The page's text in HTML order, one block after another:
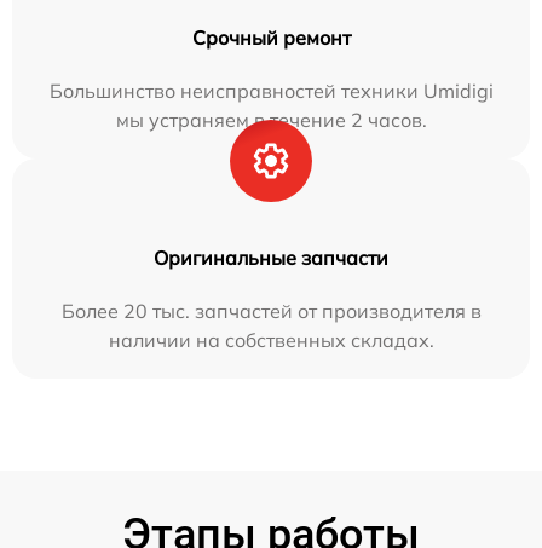
Срочный ремонт
Большинство неисправностей техники Umidigi
мы устраняем в течение 2 часов.
Оригинальные запчасти
Более 20 тыс. запчастей от производителя в
наличии на собственных складах.
Этапы работы